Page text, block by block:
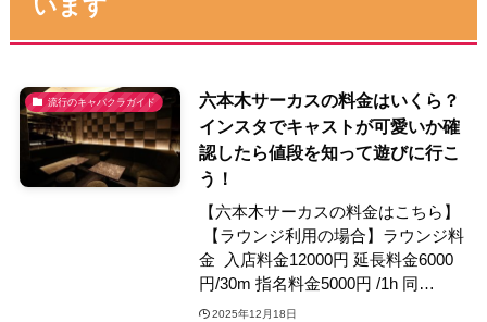
います
流行のキャバクラガイド
六本木サーカスの料金はいくら？
インスタでキャストが可愛いか確
認したら値段を知って遊びに行こ
う！
【六本木サーカスの料金はこちら】
【ラウンジ利用の場合】ラウンジ料
金 入店料金12000円 延長料金6000
円/30m 指名料金5000円 /1h 同…
2025年12月18日